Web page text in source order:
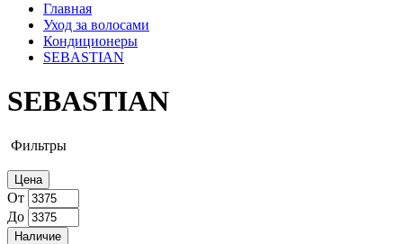
Главная
Уход за волосами
Кондиционеры
SEBASTIAN
SEBASTIAN
Фильтры
Цена
От
До
Наличие